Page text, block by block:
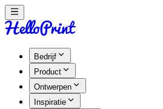
Bedrijf
Product
Ontwerpen
Inspiratie